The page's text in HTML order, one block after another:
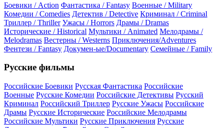
Боевики / Action Фантастика / Fantasy Военные / Military
Комедии / Comedies Детектив / Detective Криминал / Criminal
Триллер / Thriller Ужасы / Horrors Драмы / Dramas
Исторические / Historical Мультики / Animated Мелодрамы /
Melodramas Вестерны / Westerns Приключения/Adventures
Фентези / Fantasy Докумен-ые/Documentary Семейные / Family
Русские фильмы
Российские Боевики Русская Фантастика Российские
Военные Русские Комедии Российские Детективы Русский
Криминал Российский Триллер Русские Ужасы Российские
Драмы Русские Исторические Российские Мелодрамы
Российские Мультики Русские Приключения Русские